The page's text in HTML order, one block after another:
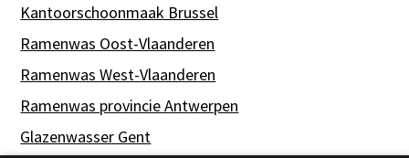
Kantoorschoonmaak Brussel
Ramenwas Oost-Vlaanderen
Ramenwas West-Vlaanderen
Ramenwas provincie Antwerpen
Glazenwasser Gent